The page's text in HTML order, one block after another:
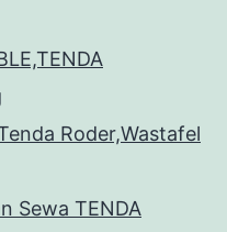
Roder,Wastafel
Sewa TENDA